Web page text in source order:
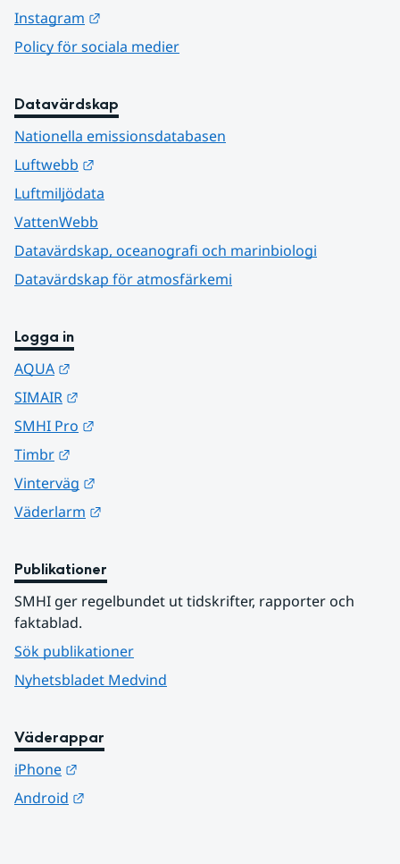
Instagram
Policy för sociala medier
Datavärdskap
Nationella emissionsdatabasen
Luftwebb
Luftmiljödata
VattenWebb
Datavärdskap, oceanografi och marinbiologi
Datavärdskap för atmosfärkemi
Logga in
AQUA
SIMAIR
SMHI Pro
Timbr
Vinterväg
Väderlarm
Publikationer
SMHI ger regelbundet ut tidskrifter, rapporter och
faktablad.
Sök publikationer
Nyhetsbladet Medvind
Väderappar
iPhone
Android